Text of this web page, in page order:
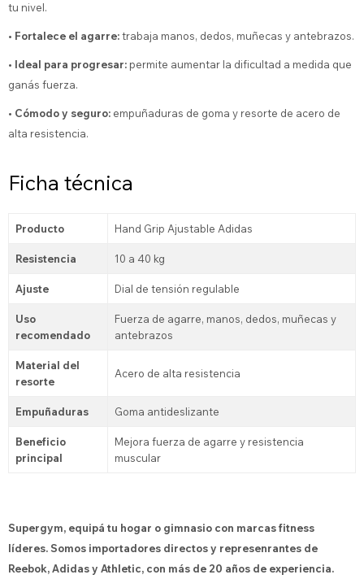
tu nivel.
• Fortalece el agarre:trabaja manos, dedos, muñecas y antebrazos.
• Ideal para progresar: permite aumentar la dificultad a medida que
ganás fuerza.
• Cómodo y seguro: empuñaduras de goma y resorte de acero de
alta resistencia.
Ficha técnica
Producto Hand Grip Ajustable Adidas
Resistencia 10 a 40 kg
Ajuste Dial de tensión regulable
Uso
recomendado
Fuerza de agarre, manos, dedos, muñecas y
antebrazos
Material del
resorte
Acero de alta resistencia
Empuñaduras Goma antideslizante
Beneficio
principal
Mejora fuerza de agarre y resistencia
muscular
Supergym, equipá tu hogar o gimnasio con marcas fitness
líderes. Somos importadores directos y represenrantes de
Reebok, Adidas y Athletic, con más de 20 años de experiencia.